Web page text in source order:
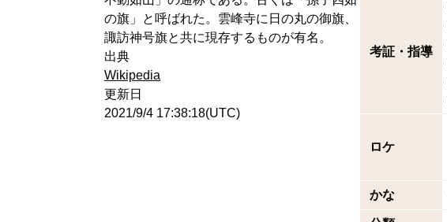
の旗」と呼ばれた。雲峰寺に日の丸の御旗、
諏訪神号旗と共に現存するものが有名。
出典
Wikipedia
更新日
2021/9/4 17:38:18(UTC)
考証・指導
ロケ
かな